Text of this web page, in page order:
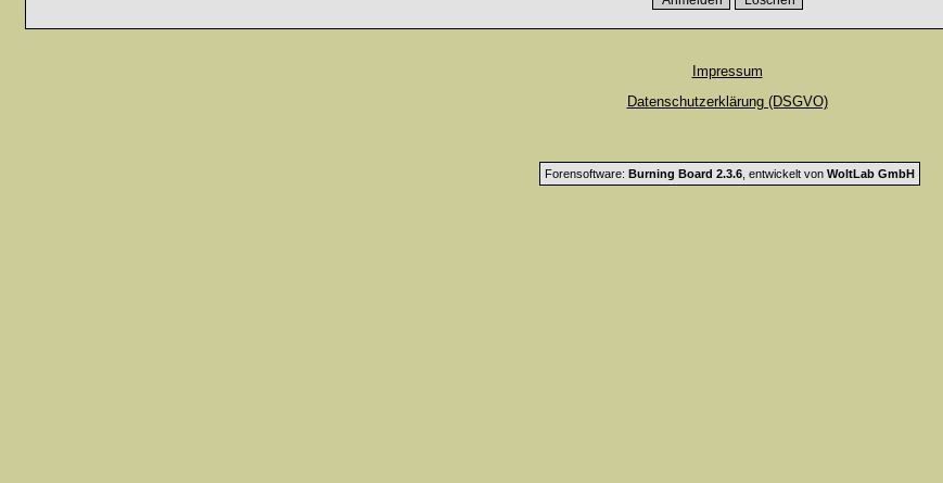
Impressum
Datenschutzerklärung (DSGVO)
Forensoftware: Burning Board 2.3.6, entwickelt von WoltLab GmbH